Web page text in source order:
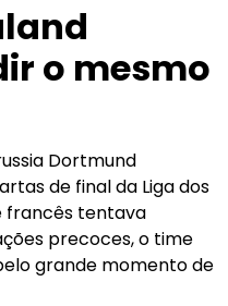
o mesmo
Dortmund
de final da Liga dos
francês tentava
precoces, o time
grande momento de